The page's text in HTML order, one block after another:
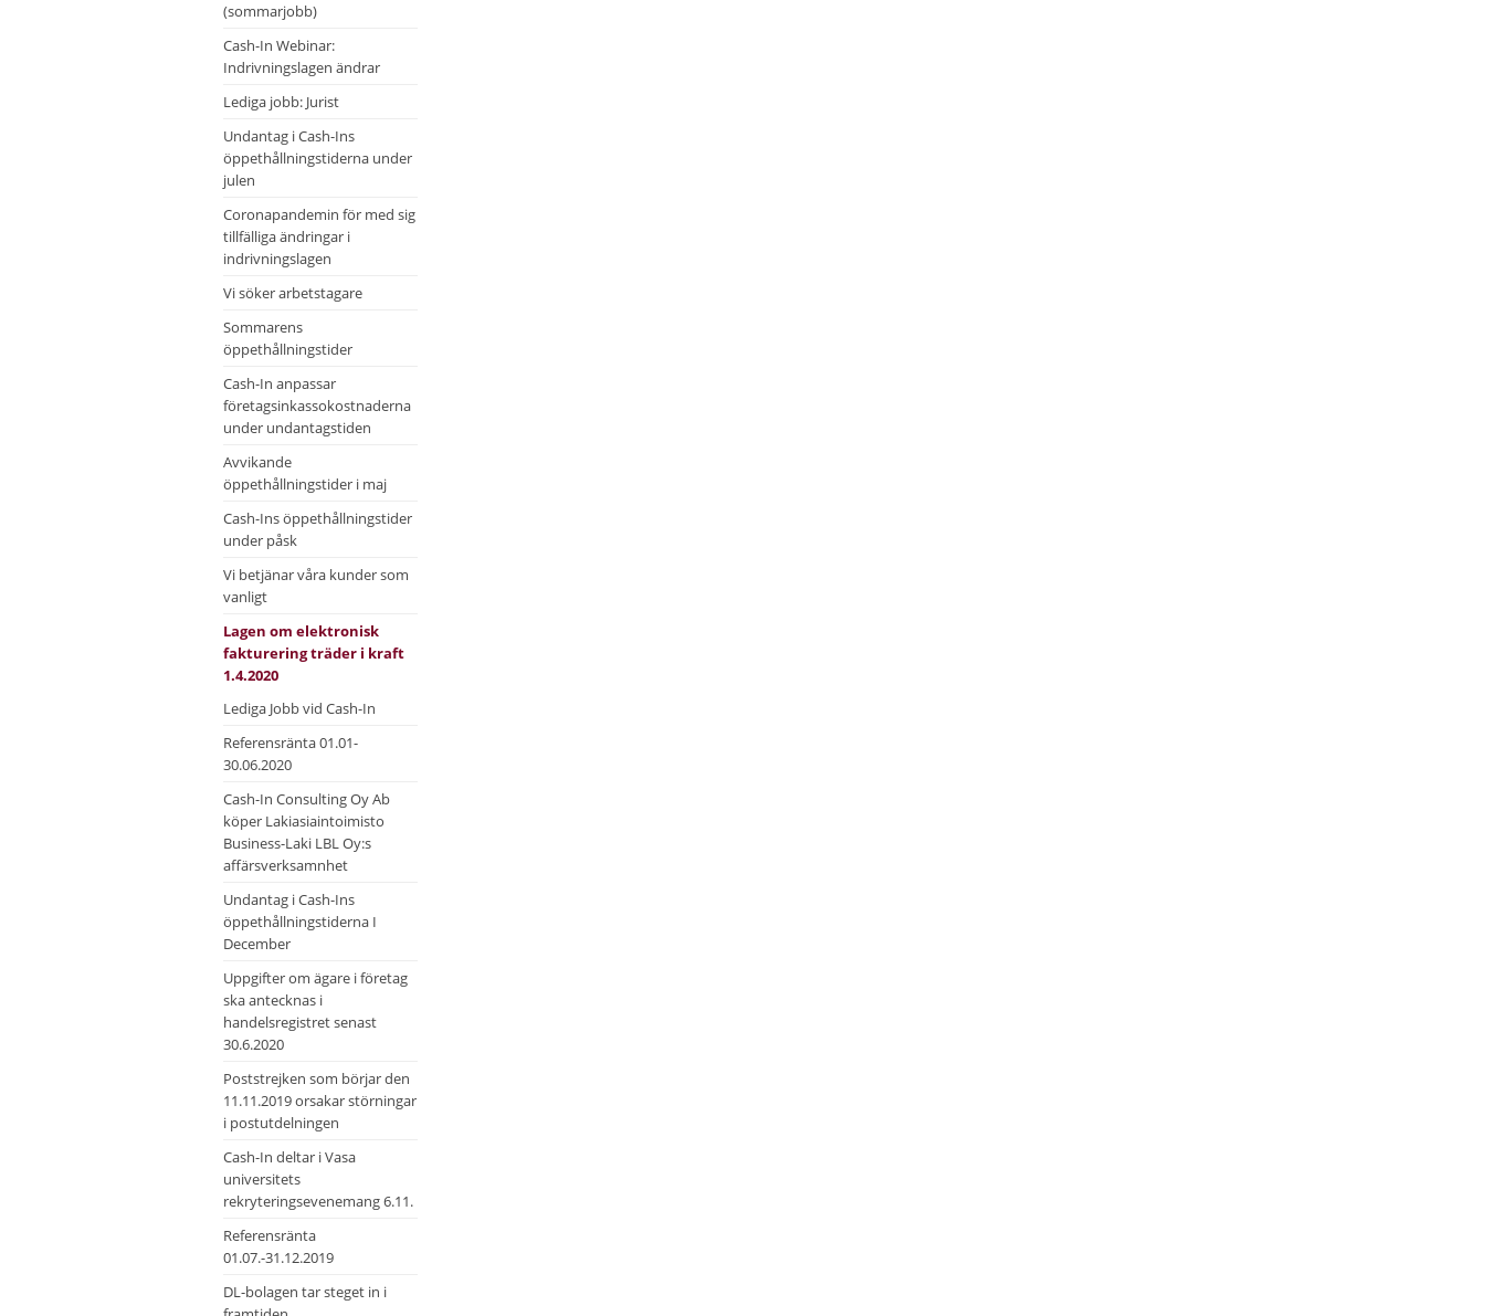
(sommarjobb)
Cash-In Webinar:
Indrivningslagen ändrar
Lediga jobb: Jurist
Undantag i Cash-Ins
öppethållningstiderna under
julen
Coronapandemin för med sig
tillfälliga ändringar i
indrivningslagen
Vi söker arbetstagare
Sommarens
öppethållningstider
Cash-In anpassar
företagsinkassokostnaderna
under undantagstiden
Avvikande
öppethållningstider i maj
Cash-Ins öppethållningstider
under påsk
Vi betjänar våra kunder som
vanligt
Lagen om elektronisk
fakturering träder i kraft
1.4.2020
Lediga Jobb vid Cash-In
Referensränta 01.01-
30.06.2020
Cash-In Consulting Oy Ab
köper Lakiasiaintoimisto
Business-Laki LBL Oy:s
affärsverksamnhet
Undantag i Cash-Ins
öppethållningstiderna I
December
Uppgifter om ägare i företag
ska antecknas i
handelsregistret senast
30.6.2020
Poststrejken som börjar den
11.11.2019 orsakar störningar
i postutdelningen
Cash-In deltar i Vasa
universitets
rekryteringsevenemang 6.11.
Referensränta
01.07.-31.12.2019
DL-bolagen tar steget in i